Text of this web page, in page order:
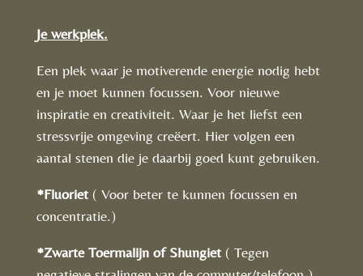
Je werkplek.
Een plek waar je motiverende energie nodig hebt
en je moet kunnen focussen. Voor nieuwe
inspiratie en creativiteit. Waar je het liefst een
stressvrije omgeving creëert. Hier volgen een
aantal stenen die je daarbij goed kunt gebruiken.
*Fluoriet( Voor beter te kunnen focussen en
concentratie.)
*Zwarte Toermalijn of Shungiet( Tegen